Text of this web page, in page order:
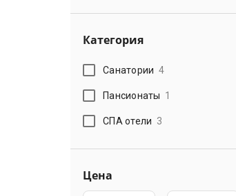
Категория
Санатории 4
Пансионаты 1
СПА отели 3
Цена